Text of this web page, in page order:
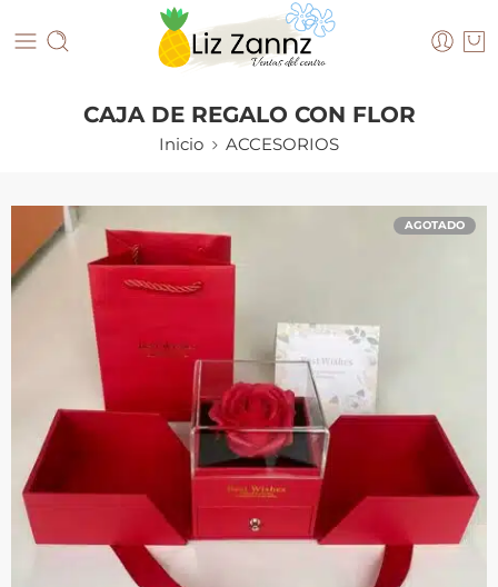
CAJA DE REGALO CON FLOR
Inicio ACCESORIOS
AGOTADO